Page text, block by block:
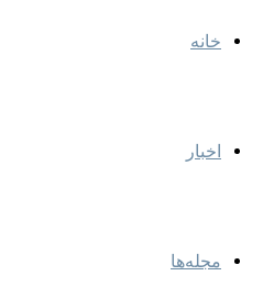
خانه
اخبار
مجله‌ها